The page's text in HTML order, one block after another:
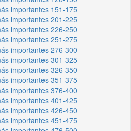
importantes 151-175
importantes 201-225
importantes 226-250
importantes 251-275
importantes 276-300
importantes 301-325
importantes 326-350
importantes 351-375
importantes 376-400
importantes 401-425
importantes 426-450
importantes 451-475